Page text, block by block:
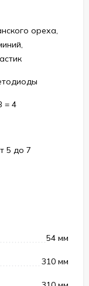
ореха,
= 4
5 до 7
54 мм
310 мм